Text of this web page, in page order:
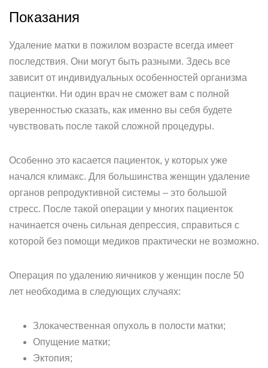
Показания
Удаление матки в пожилом возрасте всегда имеет
последствия. Они могут быть разными. Здесь все
зависит от индивидуальных особенностей организма
пациентки. Ни один врач не сможет вам с полной
уверенностью сказать, как именно вы себя будете
чувствовать после такой сложной процедуры.
Особенно это касается пациенток, у которых уже
начался климакс. Для большинства женщин удаление
органов репродуктивной системы – это большой
стресс. После такой операции у многих пациенток
начинается очень сильная депрессия, справиться с
которой без помощи медиков практически не возможно.
Операция по удалению яичников у женщин после 50
лет необходима в следующих случаях:
Злокачественная опухоль в полости матки;
Опущение матки;
Эктопия;